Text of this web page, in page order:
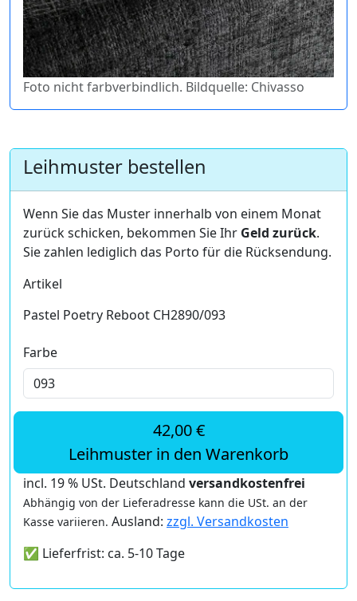
Foto nicht farbverbindlich. Bildquelle: Chivasso
Leihmuster bestellen
Wenn Sie das Muster innerhalb von einem Monat
zurück schicken, bekommen Sie Ihr Geld zurück.
Sie zahlen lediglich das Porto für die Rücksendung.
Artikel
Pastel Poetry Reboot CH2890/093
Farbe
42,00 €
Leihmuster in den Warenkorb
incl. 19 % USt. Deutschland versandkostenfrei
Abhängig von der Lieferadresse kann die USt. an der
Kasse variieren. Ausland: zzgl. Versandkosten
✅ Lieferfrist: ca. 5-10 Tage